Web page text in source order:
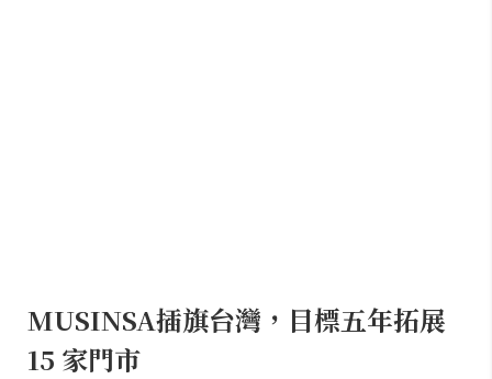
MUSINSA插旗台灣，目標五年拓展
15 家門市